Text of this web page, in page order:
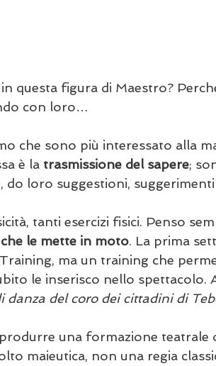
questa figura di Maestro?
con loro…
che sono più interessato alla
è la trasmissione del sapere;
do loro suggestioni,
tanti esercizi fisici. Penso
le mette in moto. La prima
ma un training che
le inserisco nello spettacolo.
danza del coro dei cittadini di
produrre una formazione
maieutica, non una regia